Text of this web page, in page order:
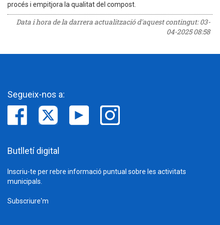
procés i empitjora la qualitat del compost.
Data i hora de la darrera actualització d'aquest contingut:03-
04-2025 08:58
Segueix-nos a:
Butlletí digital
Inscriu-te per rebre informació puntual sobre les activitats
municipals.
Subscriure'm